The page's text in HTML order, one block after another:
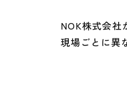
NOK株式会社
現場ごとに異